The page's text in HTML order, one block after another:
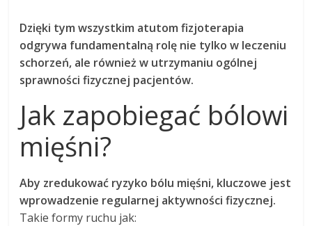
Dzięki tym wszystkim atutom fizjoterapia
odgrywa fundamentalną rolę nie tylko w leczeniu
schorzeń, ale również w utrzymaniu ogólnej
sprawności fizycznej pacjentów.
Jak zapobiegać bólowi
mięśni?
Aby zredukować ryzyko bólu mięśni, kluczowe jest
wprowadzenie regularnej aktywności fizycznej.
Takie formy ruchu jak: